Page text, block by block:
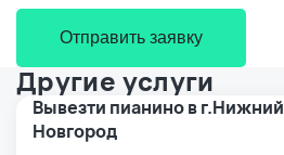
Отправить заявку
Другие услуги
Вывезти пианино в г.Нижний
Новгород